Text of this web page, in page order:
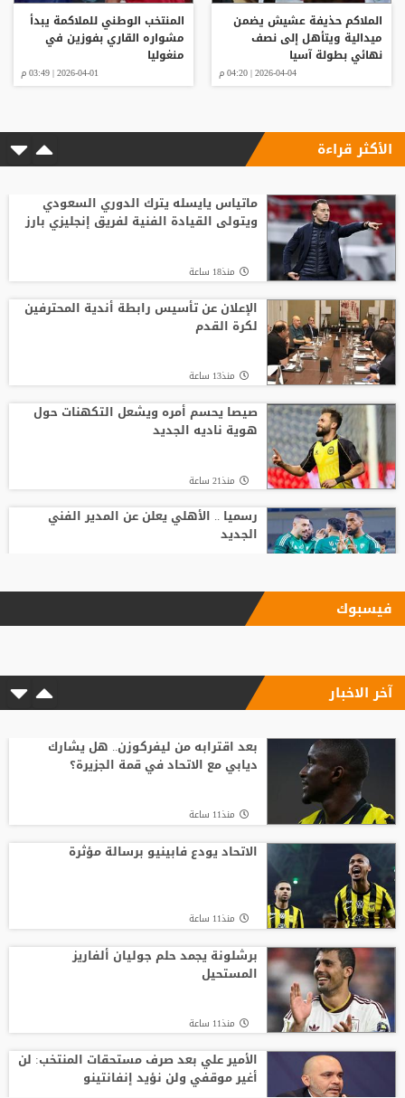
الملاكم حذيفة عشيش يضمن
ميدالية ويتأهل إلى نصف
نهائي بطولة آسيا
2026-04-04 | 04:20 م
المنتخب الوطني للملاكمة يبدأ
مشواره القاري بفوزين في
منغوليا
2026-04-01 | 03:49 م
الأكثر قراءة
ماتياس يايسله يترك الدوري السعودي
ويتولى القيادة الفنية لفريق إنجليزي بارز
منذ18 ساعة
الإعلان عن تأسيس رابطة أندية المحترفين
لكرة القدم
منذ13 ساعة
صيصا يحسم أمره ويشعل التكهنات حول
هوية ناديه الجديد
منذ21 ساعة
رسميا .. الأهلي يعلن عن المدير الفني
الجديد
الاتحاد يودع فابينيو برسالة مؤثرة
رابطة وطنية يعارض ترشيح القطري الخليفي
أسطورة التحكيم الإنجليزي يلحق بمحمد
صلاح في تركيا رسميًا
مدرب الأهلي الجديد ينذر بموسم صفري ..
فيسبوك
آخر الاخبار
بعد اقترابه من ليفركوزن.. هل يشارك
ديابي مع الاتحاد في قمة الجزيرة؟
منذ11 ساعة
الاتحاد يودع فابينيو برسالة مؤثرة
منذ11 ساعة
برشلونة يجمد حلم جوليان ألفاريز
المستحيل
منذ11 ساعة
الأمير علي بعد صرف مستحقات المنتخب: لن
أغير موقفي ولن نؤيد إنفانتينو